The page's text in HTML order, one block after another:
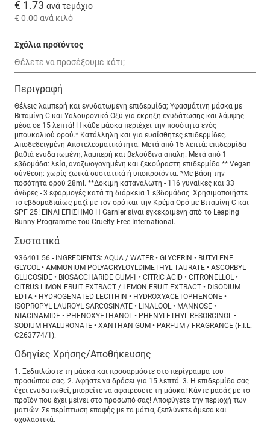
€ 1.73 ανά τεμάχιο
€ 0.00 ανά κιλό
Σχόλια προϊόντος
Περιγραφή
Θέλεις λαμπερή και ενυδατωμένη επιδερμίδα; Υφασμάτινη μάσκα με
Βιταμίνη C και Υαλουρονικό Οξύ για έκρηξη ενυδάτωσης και λάμψης
μέσα σε 15 λεπτά! Η κάθε μάσκα περιέχει την ποσότητα ενός
μπουκαλιού ορού.* Κατάλληλη και για ευαίσθητες επιδερμίδες.
Αποδεδειγμένη Αποτελεσματικότητα: Μετά από 15 λεπτά: επιδερμίδα
βαθιά ενυδατωμένη, λαμπερή και βελούδινα απαλή. Μετά από 1
εβδομάδα: λεία, αναζωογονημένη και ξεκούραστη επιδερμίδα.** Vegan
σύνθεση: χωρίς ζωικά συστατικά ή υποπροϊόντα. *Με βάση την
ποσότητα ορού 28ml. **Δοκιμή καταναλωτή - 116 γυναίκες και 33
άνδρες - 3 εφαρμογές κατά τη διάρκεια 1 εβδομάδας. Χρησιμοποιήστε
το εβδομαδιαίως μαζί με τον ορό και την Κρέμα Ορό με Βιταμίνη C και
SPF 25! ΕΙΝΑΙ ΕΠΙΣΗΜΟ Η Garnier είναι εγκεκριμένη από το Leaping
Bunny Programme του Cruelty Free International.
Συστατικά
936401 56 - INGREDIENTS: AQUA / WATER • GLYCERIN • BUTYLENE
GLYCOL • AMMONIUM POLYACRYLOYLDIMETHYL TAURATE • ASCORBYL
GLUCOSIDE • BIOSACCHARIDE GUM-1 • CITRIC ACID • CITRONELLOL •
CITRUS LIMON FRUIT EXTRACT / LEMON FRUIT EXTRACT • DISODIUM
EDTA • HYDROGENATED LECITHIN • HYDROXYACETOPHENONE •
ISOPROPYL LAUROYL SARCOSINATE • LINALOOL • MANNOSE •
NIACINAMIDE • PHENOXYETHANOL • PHENYLETHYL RESORCINOL •
SODIUM HYALURONATE • XANTHAN GUM • PARFUM / FRAGRANCE (F.I.L.
C263774/1).
Οδηγίες Χρήσης/Αποθήκευσης
1. Ξεδιπλώστε τη μάσκα και προσαρμόστε στο περίγραμμα του
προσώπου σας. 2. Αφήστε να δράσει για 15 λεπτά. 3. Η επιδερμίδα σας
έχει ενυδατωθεί, μπορείτε να αφαιρέσετε τη μάσκα! Κάντε μασάζ με το
προϊόν που έχει μείνει στο πρόσωπό σας! Αποφύγετε την περιοχή των
ματιών. Σε περίπτωση επαφής με τα μάτια, ξεπλύνετε άμεσα και
σχολαστικά.